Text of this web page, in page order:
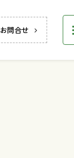
お問合せ